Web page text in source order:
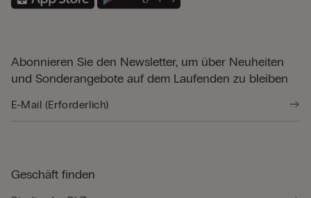
Abonnieren Sie den Newsletter, um über Neuheiten
und Sonderangebote auf dem Laufenden zu bleiben
Geschäft finden